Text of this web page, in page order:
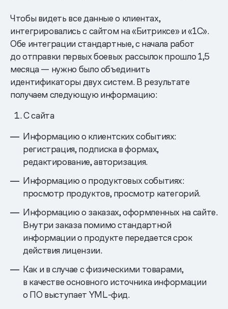
Чтобы видеть все данные о клиентах,
интегрировались с сайтом на «Битриксе» и «1С».
Обе интеграции стандартные, с начала работ
до отправки первых боевых рассылок прошло 1,5
месяца — нужно было объединить
идентификаторы двух систем. В результате
получаем следующую информацию:
С сайта
Информацию о клиентских событиях:
регистрация, подписка в формах,
редактирование, авторизация.
Информацию о продуктовых событиях:
просмотр продуктов, просмотр категорий.
Информацию о заказах, оформленных на сайте.
Внутри заказа помимо стандартной
информации о продукте передается срок
действия лицензии.
Как и в случае с физическими товарами,
в качестве основного источника информации
о ПО выступает YML-фид.